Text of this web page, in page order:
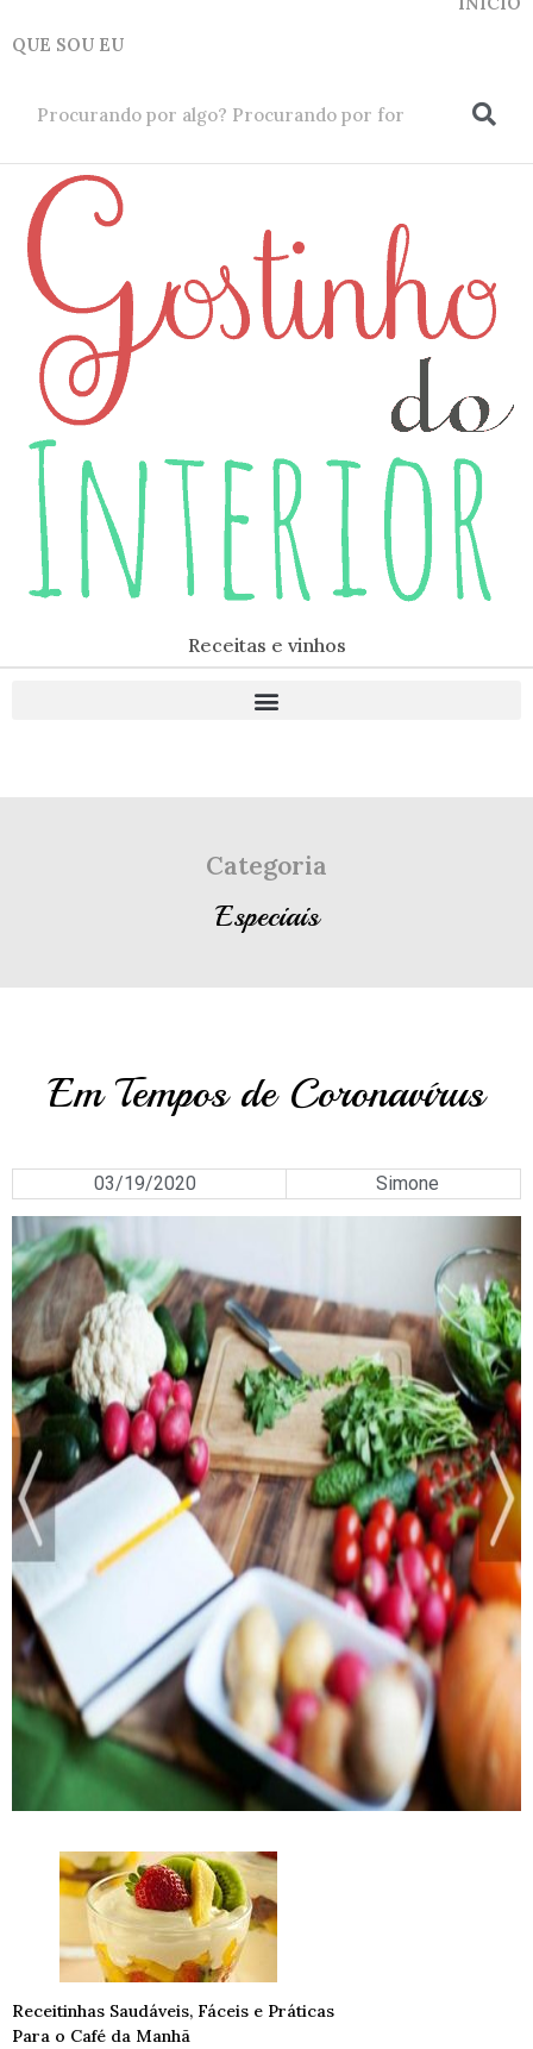
QUE SOU EU
Receitas e vinhos
Categoria
Especiais
Em Tempos de Coronavírus
03/19/2020 Simone
Receitinhas Saudáveis, Fáceis e Práticas
Para o Café da Manhã